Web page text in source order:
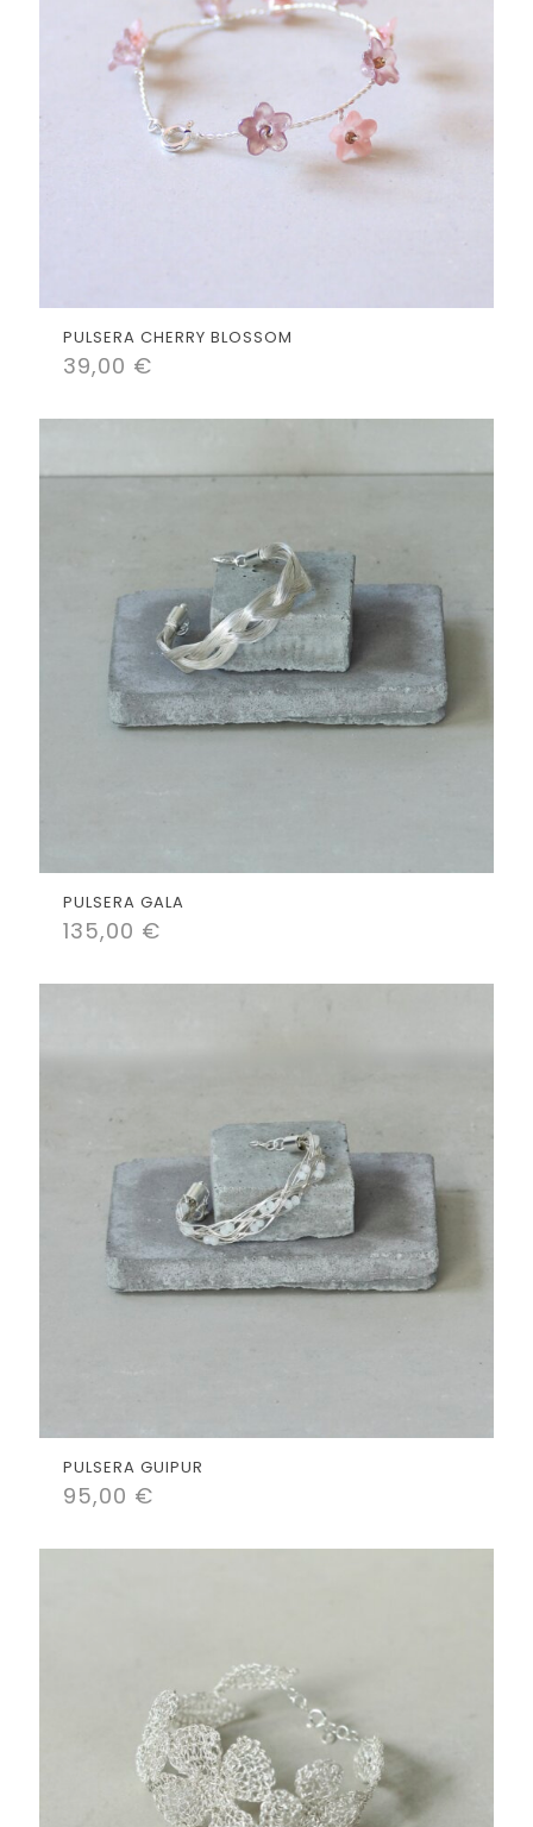
PULSERA CHERRY BLOSSOM
39,00 €
PULSERA GALA
135,00 €
PULSERA GUIPUR
95,00 €